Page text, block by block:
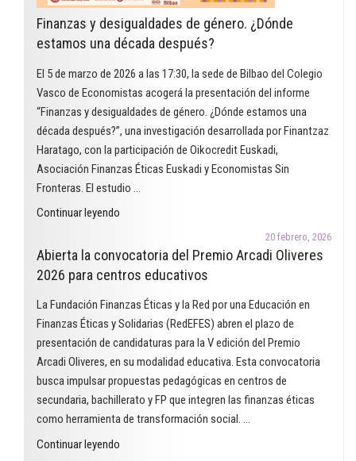
modalidad
de
educación
reconoce
un
proyecto
utiliza
cómic
finanzas
éticas
el
aula"
Finanzas y desigualdades de género. ¿Dónde
estamos una década después?
El 5 de marzo de 2026 a las 17:30, la sede de Bilbao del Colegio
Vasco de Economistas acogerá la presentación del informe
“Finanzas y desigualdades de género. ¿Dónde estamos una
década después?”, una investigación desarrollada por Finantzaz
Haratago, con la participación de Oikocredit Euskadi,
Asociación Finanzas Éticas Euskadi y Economistas Sin
Fronteras. El estudio …
Continuar leyendo
desigualdades
de
¿Dónde
estamos
una
década
después?"
20 febrero, 2026
Abierta la convocatoria del Premio Arcadi Oliveres
2026 para centros educativos
La Fundación Finanzas Éticas y la Red por una Educación en
Finanzas Éticas y Solidarias (RedEFES) abren el plazo de
presentación de candidaturas para la V edición del Premio
Arcadi Oliveres, en su modalidad educativa. Esta convocatoria
busca impulsar propuestas pedagógicas en centros de
secundaria, bachillerato y FP que integren las finanzas éticas
como herramienta de transformación social. …
Continuar leyendo